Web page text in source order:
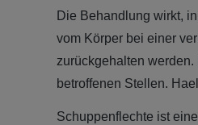
Die Behandlung wirkt,
vom Körper bei einer
zurückgehalten
betroffenen Stellen.
Schuppenflechte ist